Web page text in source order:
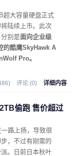
超大容量硬盘正式
陆续上市。此次
别是面向企业级
的酷鹰SkyHawk A
Pro。
评论 (0) 详细内容
偷跑 售价超过
路上扬，导致很
，不过有刚需的
。日前日本秋叶